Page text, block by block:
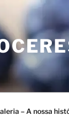
– A nossa